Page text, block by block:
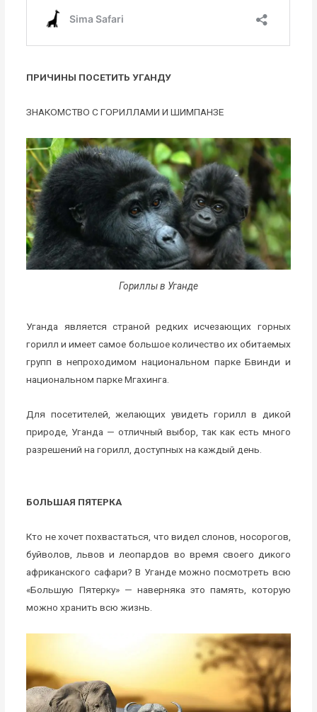
ПРИЧИНЫ ПОСЕТИТЬ УГАНДУ
ЗНАКОМСТВО С ГОРИЛЛАМИ И ШИМПАНЗЕ
Гориллы в Уганде
Уганда является страной редких исчезающих горных
горилл и имеет самое большое количество их обитаемых
групп в непроходимом национальном парке Бвинди и
национальном парке Мгахинга.
Для посетителей, желающих увидеть горилл в дикой
природе, Уганда — отличный выбор, так как есть много
разрешений на горилл, доступных на каждый день.
БОЛЬШАЯ ПЯТЕРКА
Кто не хочет похвастаться, что видел слонов, носорогов,
буйволов, львов и леопардов во время своего дикого
африканского сафари? В Уганде можно посмотреть всю
«Большую Пятерку» — наверняка это память, которую
можно хранить всю жизнь.